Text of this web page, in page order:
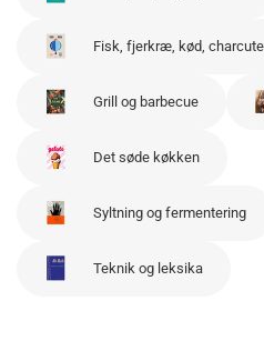
Fisk, fjerkræ, kød,
Grill og barbecue
Det søde køkken
Syltning og fermentering
Teknik og leksika